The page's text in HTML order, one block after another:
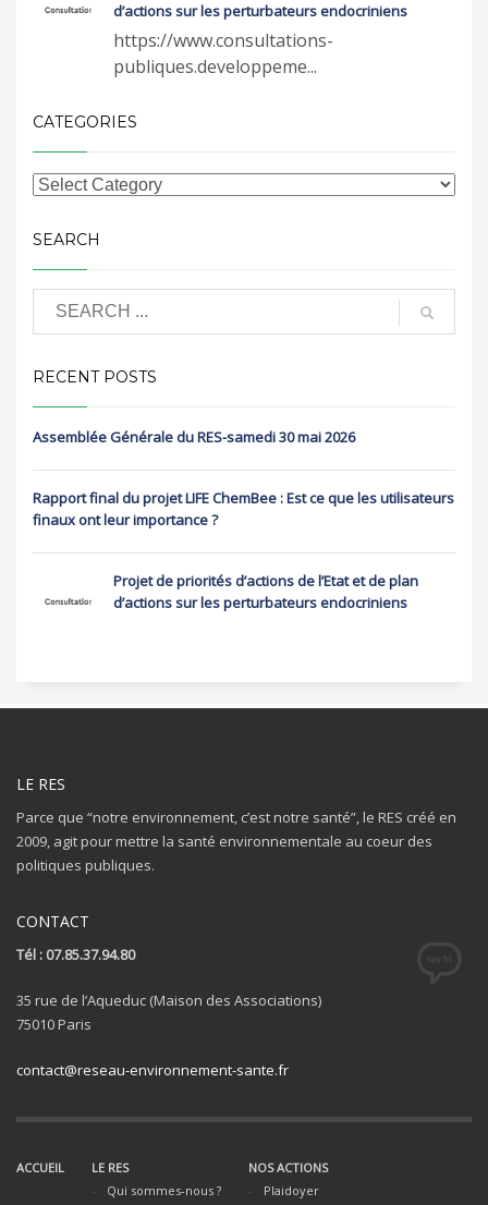
d’actions sur les perturbateurs endocriniens
https://www.consultations-
publiques.developpeme...
CATEGORIES
SEARCH
RECENT POSTS
Assemblée Générale du RES-samedi 30 mai 2026
Rapport final du projet LIFE ChemBee : Est ce que les utilisateurs
finaux ont leur importance ?
Projet de priorités d’actions de l’Etat et de plan
d’actions sur les perturbateurs endocriniens
LE RES
Parce que “notre environnement, c’est notre santé”, le RES créé en
2009, agit pour mettre la santé environnementale au coeur des
politiques publiques.
CONTACT
Tél : 07.85.37.94.80
35 rue de l’Aqueduc (Maison des Associations)
75010 Paris
contact@reseau-environnement-sante.fr
ACCUEIL
LE RES
Qui sommes-nous ?
NOS ACTIONS
Plaidoyer